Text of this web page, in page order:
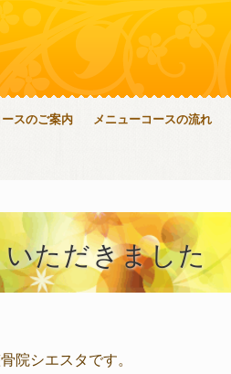
スのご案内 メニューコースの流れ
ただきました
院シエスタです。